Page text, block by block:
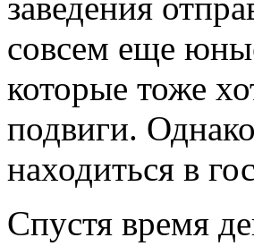
совсем еще
которые тоже
подвиги.
находиться в
Спустя время